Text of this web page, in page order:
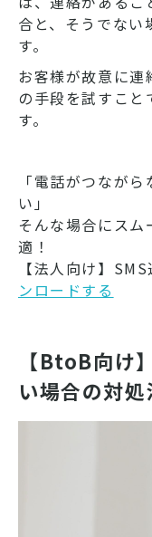
合と、そうでない
す。
お客様が故意に連
の手段を試すこと
す。
「電話がつなが
い」
そんな場合にスム
適！
【法人向け】
ンロードする
【BtoB向け
い場合の対処